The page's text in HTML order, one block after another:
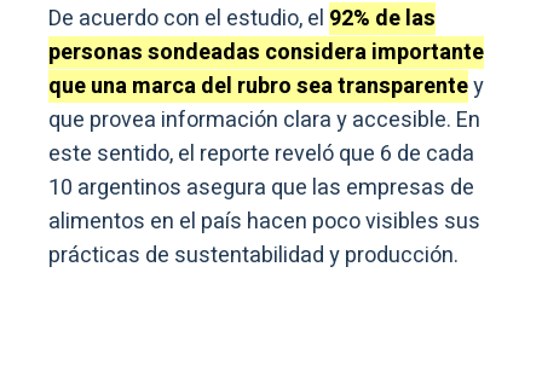
De acuerdo con el estudio, el 92% de las
personas sondeadas considera importante
que una marca del rubro sea transparentey
que provea información clara y accesible. En
este sentido, el reporte reveló que 6 de cada
10 argentinos asegura que las empresas de
alimentos en el país hacen poco visibles sus
prácticas de sustentabilidad y producción.